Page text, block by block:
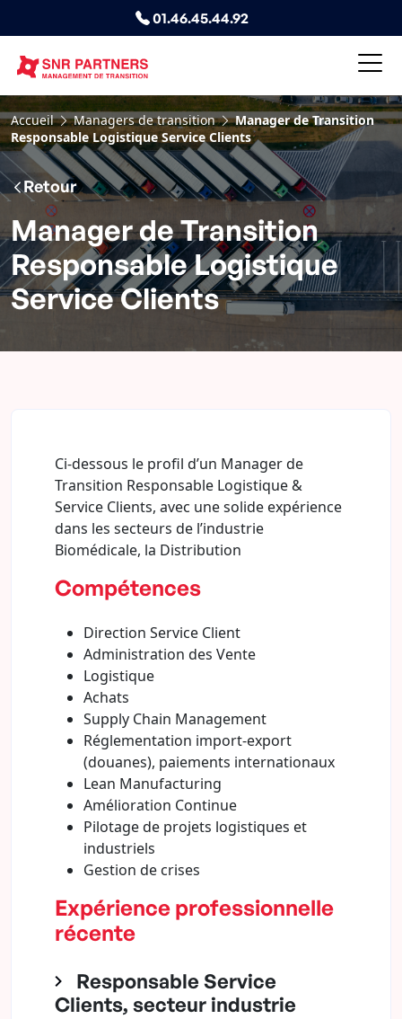
01.46.45.44.92
Accueil Managers de transition
Manager de Transition
Responsable Logistique Service Clients
Retour
Manager de Transition
Responsable Logistique
Service Clients
Ci-dessous le profil d’un Manager de
Transition Responsable Logistique &
Service Clients, avec une solide expérience
dans les secteurs de l’industrie
Biomédicale, la Distribution
Compétences
Direction Service Client
Administration des Vente
Logistique
Achats
Supply Chain Management
Réglementation import-export
(douanes), paiements internationaux
Lean Manufacturing
Amélioration Continue
Pilotage de projets logistiques et
industriels
Gestion de crises
Expérience professionnelle
récente
Responsable Service
Clients, secteur industrie